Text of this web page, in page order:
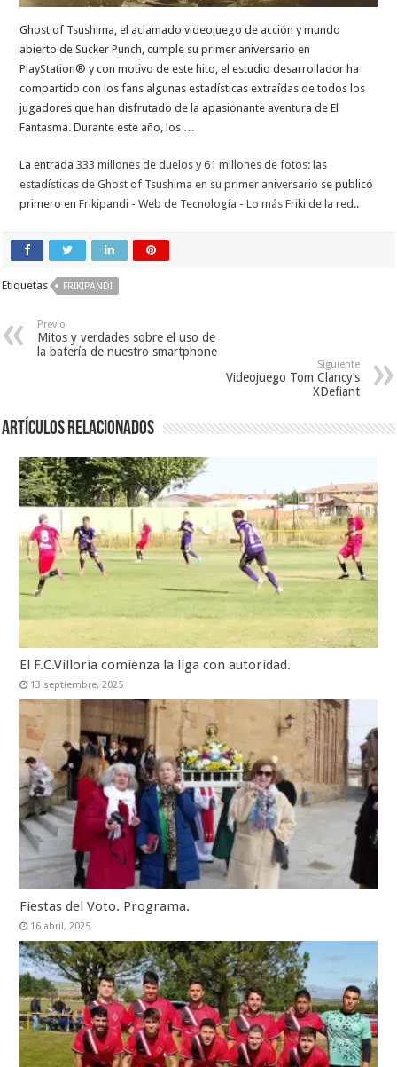
Ghost of Tsushima, el aclamado videojuego de acción y mundo
abierto de Sucker Punch, cumple su primer aniversario en
PlayStation® y con motivo de este hito, el estudio desarrollador ha
compartido con los fans algunas estadísticas extraídas de todos los
jugadores que han disfrutado de la apasionante aventura de El
Fantasma. Durante este año, los …
La entrada333 millones de duelos y 61 millones de fotos: las
estadísticas de Ghost of Tsushima en su primer aniversario se publicó
primero enFrikipandi - Web de Tecnología - Lo más Friki de la red..
Etiquetas FRIKIPANDI
Previo
Mitos y verdades sobre el uso de
la batería de nuestro smartphone
Siguiente
Videojuego Tom Clancy’s
XDefiant
Artículos relacionados
El F.C.Villoria comienza la liga con autoridad.
13 septiembre, 2025
Fiestas del Voto. Programa.
16 abril, 2025